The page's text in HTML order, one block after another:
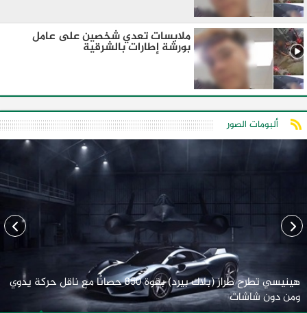
ملابسات تعدي شخصين على عامل
بورشة إطارات بالشرقية
ألبومات الصور
هينيسي تطرح طراز (بلاك بيرد) بقوة 850 حصانًا مع ناقل حركة يدوي
ومن دون شاشات